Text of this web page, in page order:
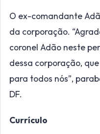
O ex-comandante
da corporação.
coronel Adão neste
dessa corporação,
para todos nós”,
DF.
Currículo